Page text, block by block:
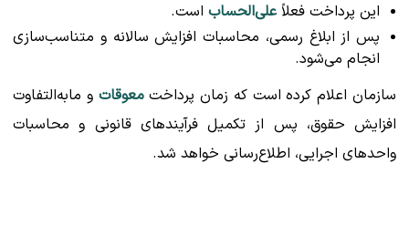
این پرداخت فعلاً علی‌الحساب است.
پس از ابلاغ رسمی، محاسبات افزایش سالانه و متناسب‌سازی
انجام می‌شود.
سازمان اعلام کرده است که زمان پرداختمعوقات و مابه‌التفاوت
افزایش حقوق، پس از تکمیل فرآیندهای قانونی و محاسبات
واحدهای اجرایی، اطلاع‌رسانی خواهد شد.